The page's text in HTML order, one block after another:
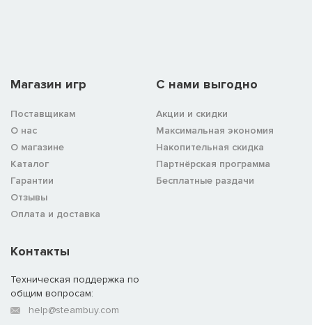
Магазин игр
Поставщикам
О нас
О магазине
Каталог
Гарантии
Отзывы
Оплата и доставка
C нами выгодно
Акции и скидки
Максимальная экономия
Накопительная скидка
Партнёрская программа
Бесплатные раздачи
Контакты
Техническая поддержка по
общим вопросам:
help@steambuy.com